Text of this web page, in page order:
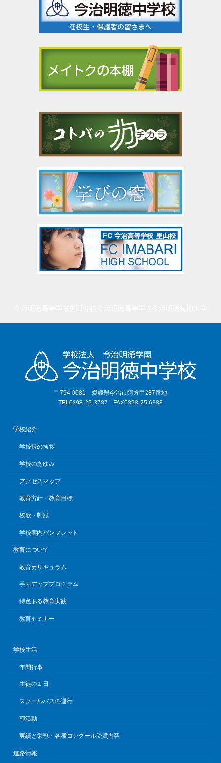
〒794-0081 愛媛県今治市阿方甲287番地
TEL0898-25-3787 FAX0898-25-6388
学校紹介
学校長の挨拶
学校のあゆみ
アクセスマップ
教育方針・教育目標
校歌・制服
学校案内パンフレット
教育について
教育カリキュラム
学力アッププログラム
特色ある教育実践
教育セミナー
学校生活
年間行事
生徒の１日
スクールバスの運行
部活動
実績と栄冠・各種コンクール受賞内容
進路情報